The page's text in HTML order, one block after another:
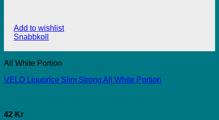
Add to wishlist
Snabbkoll
All White Portion
VELO Liquorice Slim Strong All White Portion
42 Kr